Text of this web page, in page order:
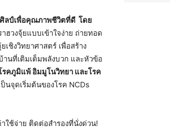
ศิลป์เพื่อคุณภาพชีวิตที่ดี โดย
ฮวงจุ้ยแบบเข้าใจง่าย ถ่ายทอด
ชิงวิทยาศาสตร์ เพื่อสร้าง
นที่เติมเต็มพลังบวก และหัวข้อ
รคภูมิแพ้ อิมมูโนวิทยา และโรค
นจุดเริ่มต้นของโรค NCDs
ใช้จ่าย ติดต่อสำรองที่นั่งด่วน!